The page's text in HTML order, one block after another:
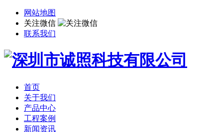
网站地图
关注微信
联系我们
首页
关于我们
产品中心
工程案例
新闻资讯